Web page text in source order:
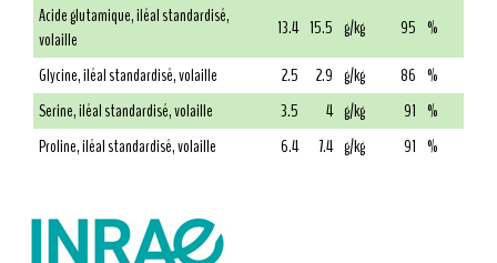
Acide glutamique, iléal standardisé,
volaille
13.4 15.5 g/kg 95 %
Glycine, iléal standardisé, volaille
2.5 2.9 g/kg 86 %
Serine, iléal standardisé, volaille
3.5 4 g/kg 91 %
Proline, iléal standardisé, volaille
6.4 7.4 g/kg 91 %